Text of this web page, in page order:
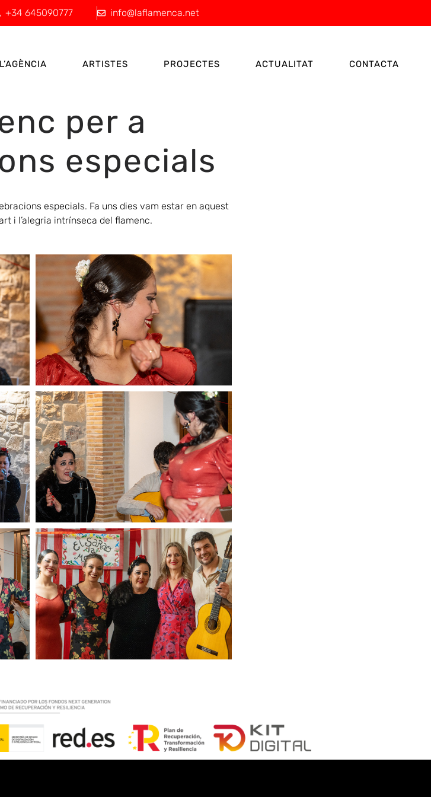
+34 645090777 info@laflamenca.net
L’AGÈNCIA ARTISTES PROJECTES ACTUALITAT CONTACTA
per a
especials
especials. Fa uns dies vam estar en aquest
i l’alegria intrínseca del flamenc.